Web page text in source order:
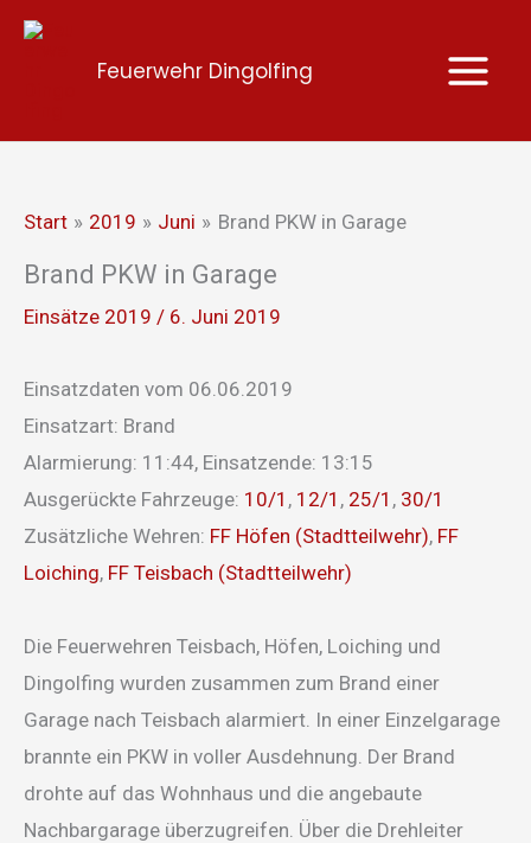
Zum
Feuerwehr Dingolfing
Start 2019 Juni Brand PKW in Garage
Brand PKW in Garage
Einsätze 2019 / 6. Juni 2019
Einsatzdaten vom 06.06.2019
Einsatzart: Brand
Alarmierung: 11:44, Einsatzende: 13:15
Ausgerückte Fahrzeuge: 10/1 , 12/1 , 25/1 , 30/1
Zusätzliche Wehren: FF Höfen (Stadtteilwehr), FF
Loiching, FF Teisbach (Stadtteilwehr)
Die Feuerwehren Teisbach, Höfen, Loiching und
Dingolfing wurden zusammen zum Brand einer
Garage nach Teisbach alarmiert. In einer Einzelgarage
brannte ein PKW in voller Ausdehnung. Der Brand
drohte auf das Wohnhaus und die angebaute
Nachbargarage überzugreifen. Über die Drehleiter